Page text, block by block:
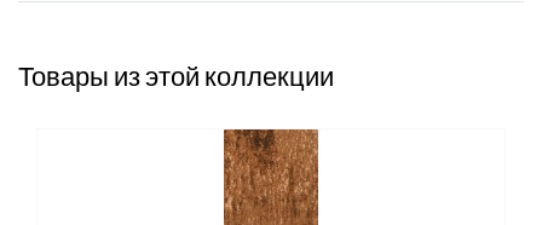
Товары из этой коллекции